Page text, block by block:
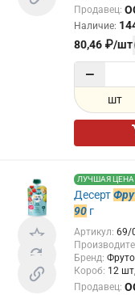
Продавец:
Наличие:
80,46 ₽/шт
−
шт
ЛУЧШАЯ ЦЕНА
Десерт
90 г
Артикул: 69/
Бренд:
Короб: 12 шт
Продавец: